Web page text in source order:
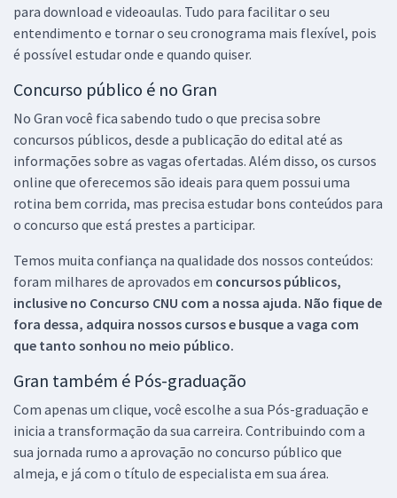
para download e videoaulas. Tudo para facilitar o seu
entendimento e tornar o seu cronograma mais flexível, pois
é possível estudar onde e quando quiser.
Concurso público é no Gran
No Gran você fica sabendo tudo o que precisa sobre
concursos públicos, desde a publicação do edital até as
informações sobre as vagas ofertadas. Além disso, os cursos
online que oferecemos são ideais para quem possui uma
rotina bem corrida, mas precisa estudar bons conteúdos para
o concurso que está prestes a participar.
Temos muita confiança na qualidade dos nossos conteúdos:
foram milhares de aprovados em concursos públicos,
inclusive no Concurso CNU com a nossa ajuda. Não fique de
fora dessa, adquira nossos cursos e busque a vaga com
que tanto sonhou no meio público.
Gran também é Pós-graduação
Com apenas um clique, você escolhe a sua Pós-graduação e
inicia a transformação da sua carreira. Contribuindo com a
sua jornada rumo a aprovação no concurso público que
almeja, e já com o título de especialista em sua área.